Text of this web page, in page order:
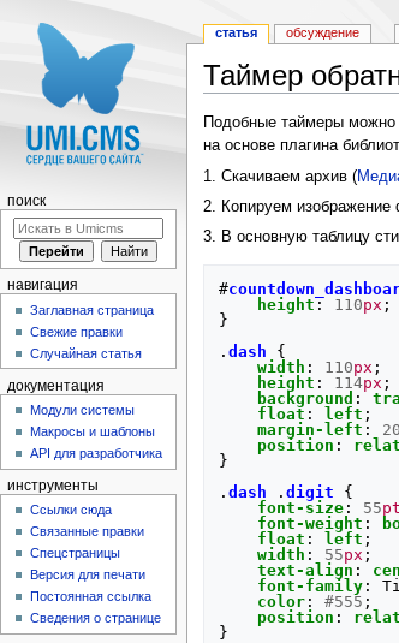
Таймер
Подобные таймеры можно
на основе плагина
1. Скачиваем архив (
2. Копируем изображение
3. В основную таблицу
#
height: 110px ;
}
.dash
{
width : 110px ;
height : 114px ;
background :
float : left ;
margin-left : 20
position :
}
.dash .digit
{
font-size : 55pt
font-weight :
float : left ;
width : 55px ;
text-align :
font-family :
color : #555 ;
position :
}
статья обсуждение
поиск
навигация
Заглавная страница
Свежие правки
Случайная статья
документация
Модули системы
Макросы и шаблоны
API для разработчика
инструменты
Ссылки сюда
Связанные правки
Спецстраницы
Версия для печати
Постоянная ссылка
Сведения о странице